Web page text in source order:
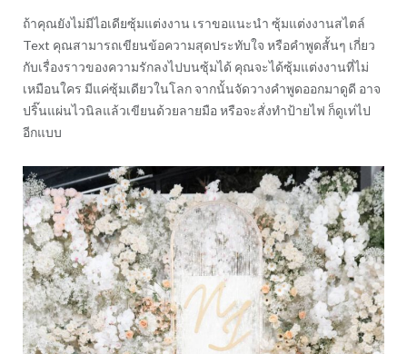
ถ้าคุณยังไม่มีไอเดียซุ้มแต่งงาน เราขอแนะนำ ซุ้มแต่งงานสไตล์
Text คุณสามารถเขียนข้อความสุดประทับใจ หรือคำพูดสั้นๆ เกี่ยว
กับเรื่องราวของความรักลงไปบนซุ้มได้ คุณจะได้ซุ้มแต่งงานที่ไม่
เหมือนใคร มีแค่ซุ้มเดียวในโลก จากนั้นจัดวางคำพูดออกมาดูดี อาจ
ปริ๊นแผ่นไวนิลแล้วเขียนด้วยลายมือ หรือจะสั่งทำป้ายไฟ ก็ดูเท่ไป
อีกแบบ